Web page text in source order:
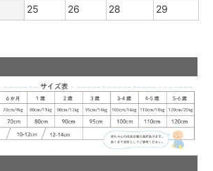
25 26 28 29